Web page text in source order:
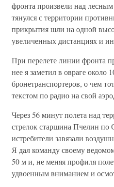
фронта произвели над
тянулся с территории
прикрытия шли на одной
увеличенных дистанциях и
При перелете линии фронта
нее я заметил в овраге около
бронетранспортеров, о чем
текстом по радио на свой
Через 56 минут полета над
стрелок старшина Пчелин
истребители завязали
Я дал команду своему
50 м и, не меняя профиля
удвоенным вниманием и